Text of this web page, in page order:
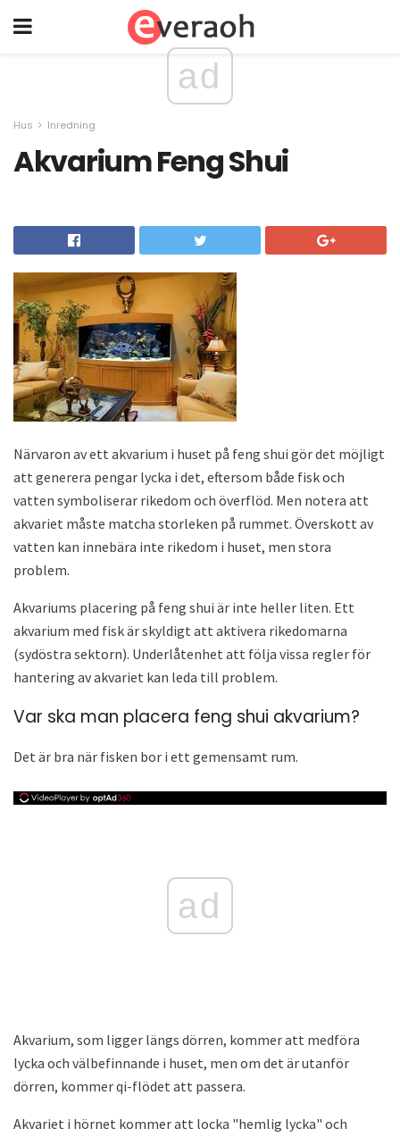
ad
Hus Inredning
Akvarium Feng Shui
Närvaron av ett akvarium i huset på feng shui gör det möjligt
att generera pengar lycka i det, eftersom både fisk och
vatten symboliserar rikedom och överflöd. Men notera att
akvariet måste matcha storleken på rummet. Överskott av
vatten kan innebära inte rikedom i huset, men stora
problem.
Akvariums placering på feng shui är inte heller liten. Ett
akvarium med fisk är skyldigt att aktivera rikedomarna
(sydöstra sektorn). Underlåtenhet att följa vissa regler för
hantering av akvariet kan leda till problem.
Var ska man placera feng shui akvarium?
Det är bra när fisken bor i ett gemensamt rum.
ad
Akvarium, som ligger längs dörren, kommer att medföra
lycka och välbefinnande i huset, men om det är utanför
dörren, kommer qi-flödet att passera.
Akvariet i hörnet kommer att locka "hemlig lycka" och